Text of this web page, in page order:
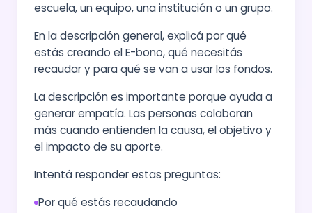
escuela, un equipo, una institución o un grupo.
En la descripción general, explicá por qué
estás creando el E-bono, qué necesitás
recaudar y para qué se van a usar los fondos.
La descripción es importante porque ayuda a
generar empatía. Las personas colaboran
más cuando entienden la causa, el objetivo y
el impacto de su aporte.
Intentá responder estas preguntas:
Por qué estás recaudando